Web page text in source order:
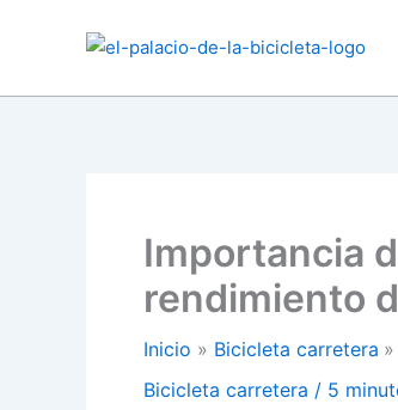
Importancia
rendimiento
Inicio Bicicleta carretera
Bicicleta carretera / 5